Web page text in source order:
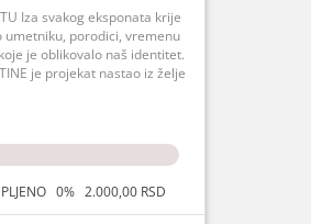
Iza svakog eksponata krije
umetniku, porodici, vremenu
je oblikovalo naš identitet.
je projekat nastao iz želje
0% 2.000,00 RSD